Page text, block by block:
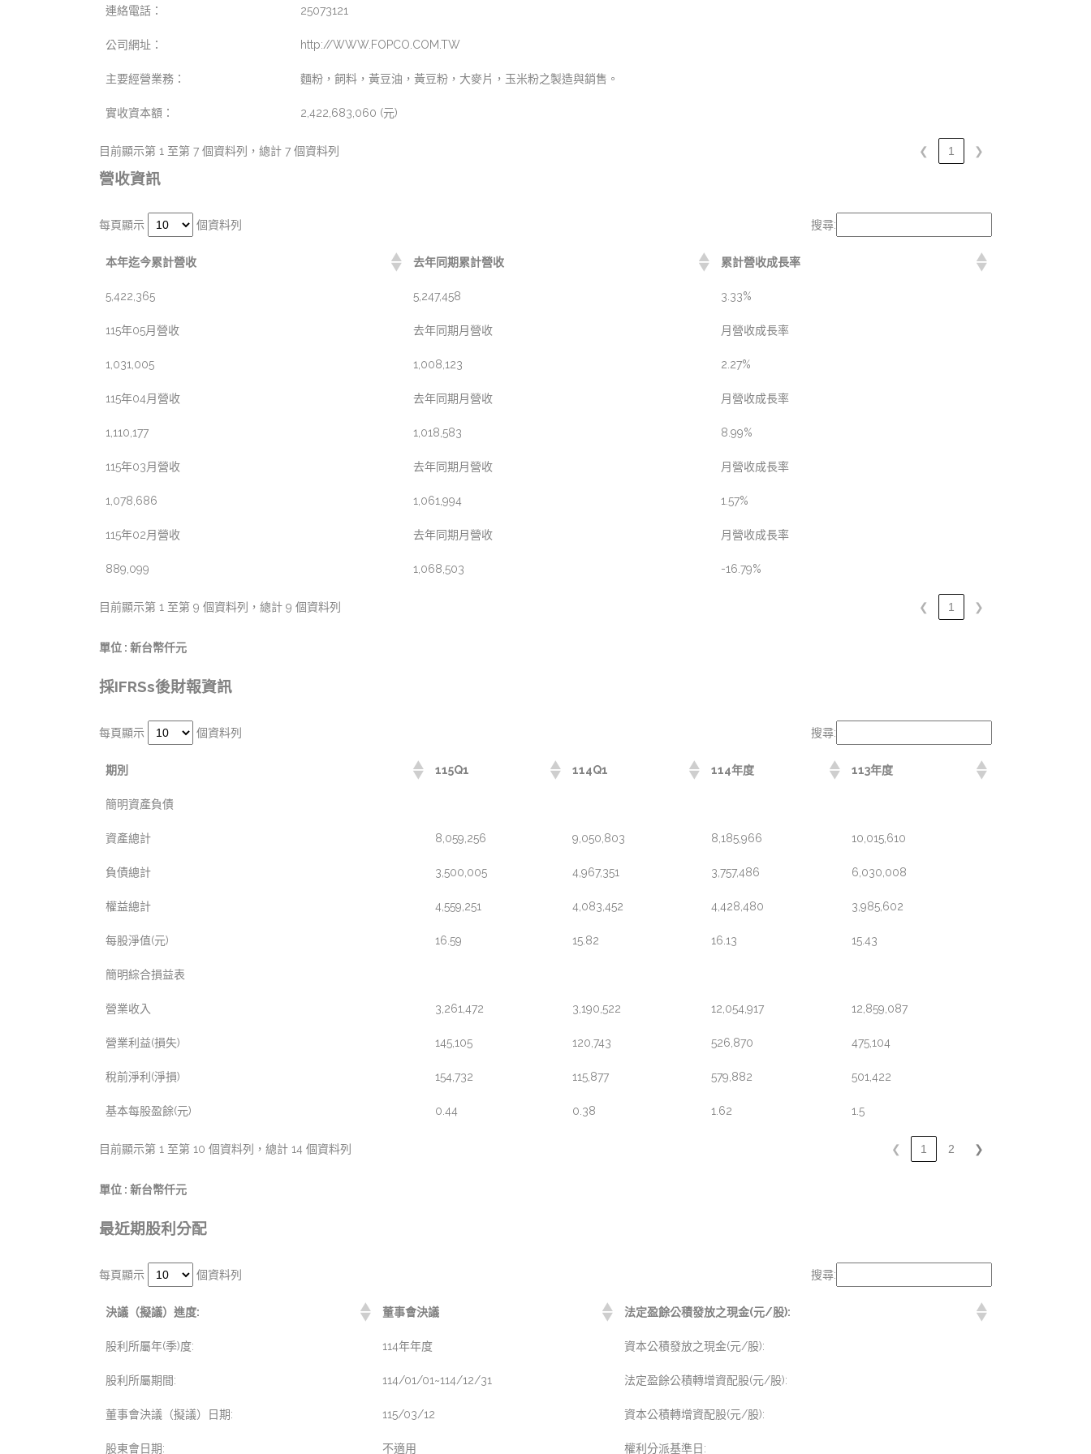
連絡電話： 25073121
公司網址： http://WWW.FOPCO.COM.TW
主要經營業務： 麵粉，飼料，黃豆油，黃豆粉，大麥片，玉米粉之製造與銷售。
實收資本額： 2,422,683,060 (元)
目前顯示第 1 至第 7 個資料列，總計 7 個資料列 ❮ 1 ❯
營收資訊
每頁顯示 個資料列 搜尋:
本年迄今累計營收 去年同期累計營收 累計營收成長率
5,422,365 5,247,458 3.33%
115年05月營收 去年同期月營收 月營收成長率
1,031,005 1,008,123 2.27%
115年04月營收 去年同期月營收 月營收成長率
1,110,177 1,018,583 8.99%
115年03月營收 去年同期月營收 月營收成長率
1,078,686 1,061,994 1.57%
115年02月營收 去年同期月營收 月營收成長率
889,099 1,068,503 -16.79%
目前顯示第 1 至第 9 個資料列，總計 9 個資料列 ❮ 1 ❯
單位 : 新台幣仟元
採IFRSs後財報資訊
每頁顯示 個資料列 搜尋:
期別 115Q1 114Q1 114年度 113年度
簡明資產負債
資產總計 8,059,256 9,050,803 8,185,966 10,015,610
負債總計 3,500,005 4,967,351 3,757,486 6,030,008
權益總計 4,559,251 4,083,452 4,428,480 3,985,602
每股淨值(元) 16.59 15.82 16.13 15.43
簡明綜合損益表
營業收入 3,261,472 3,190,522 12,054,917 12,859,087
營業利益(損失) 145,105 120,743 526,870 475,104
稅前淨利(淨損) 154,732 115,877 579,882 501,422
基本每股盈餘(元) 0.44 0.38 1.62 1.5
目前顯示第 1 至第 10 個資料列，總計 14 個資料列 ❮ 1 2 ❯
單位 : 新台幣仟元
最近期股利分配
每頁顯示 個資料列 搜尋:
決議（擬議）進度: 董事會決議 法定盈餘公積發放之現金(元/股):
股利所屬年(季)度: 114年年度 資本公積發放之現金(元/股):
股利所屬期間: 114/01/01~114/12/31 法定盈餘公積轉增資配股(元/股):
董事會決議（擬議）日期: 115/03/12 資本公積轉增資配股(元/股):
股東會日期: 不適用 權利分派基準日: